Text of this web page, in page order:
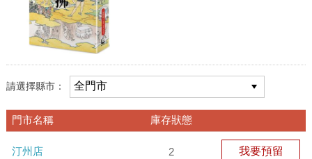
請選擇縣市：
門市名稱 庫存狀態
汀州店 2 我要預留